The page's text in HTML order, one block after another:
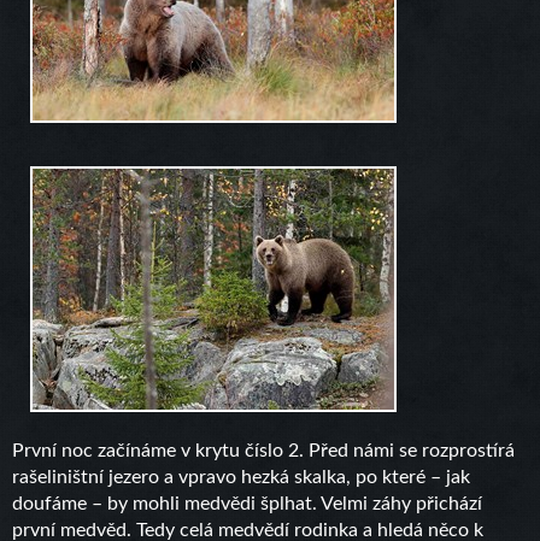
První noc začínáme v krytu číslo 2. Před námi se rozprostírá
rašeliništní jezero a vpravo hezká skalka, po které – jak
doufáme – by mohli medvědi šplhat. Velmi záhy přichází
první medvěd. Tedy celá medvědí rodinka a hledá něco k